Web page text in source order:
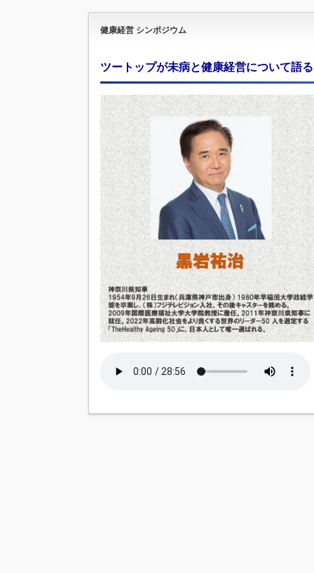
健康経営 シンポジウム
ツートップが未病と健康経営について語る